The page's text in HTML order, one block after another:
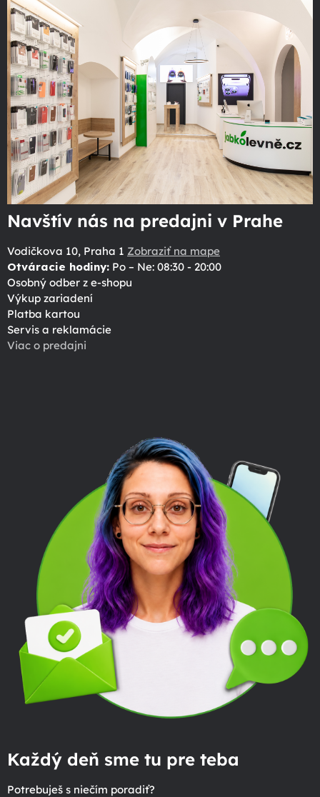
Navštív nás na predajni v Prahe
Vodičkova 10, Praha 1 Zobraziť na mape
Otváracie hodiny: Po – Ne: 08:30 - 20:00
Osobný odber z e-shopu
Výkup zariadení
Platba kartou
Servis a reklamácie
Viac o predajni
Každý deň sme tu pre teba
Potrebuješ s niečím poradiť?